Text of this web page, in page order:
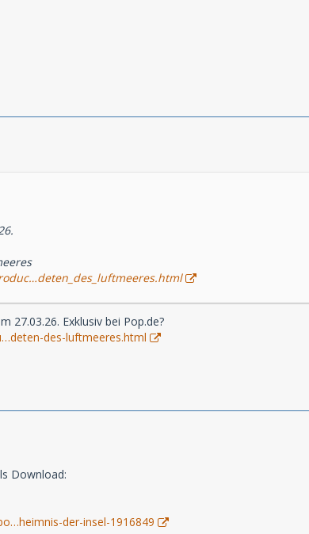
27.03.26. Exklusiv bei Pop.de?
des-luftmeeres.html
Download:
der-insel-1916849